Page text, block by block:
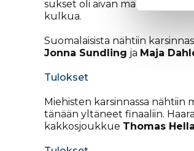
sukset oli aivan mahtavat.
kulkua.
Suomalaisista nähtiin
Jonna Sundling ja Maja
Tulokset
Miehisten karsinnassa nähtiin
tänään yltäneet finaaliin.
kakkosjoukkue Thomas